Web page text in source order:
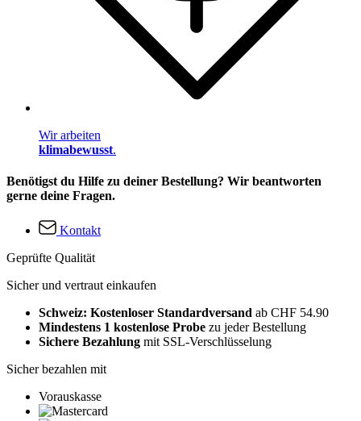
Wir arbeiten
klimabewusst.
Benötigst du Hilfe zu deiner Bestellung? Wir beantworten
gerne deine Fragen.
Kontakt
Geprüfte Qualität
Sicher und vertraut einkaufen
Schweiz: Kostenloser Standardversand ab CHF 54.90
Mindestens 1 kostenlose Probe zu jeder Bestellung
Sichere Bezahlung mit SSL-Verschlüsselung
Sicher bezahlen mit
Vorauskasse